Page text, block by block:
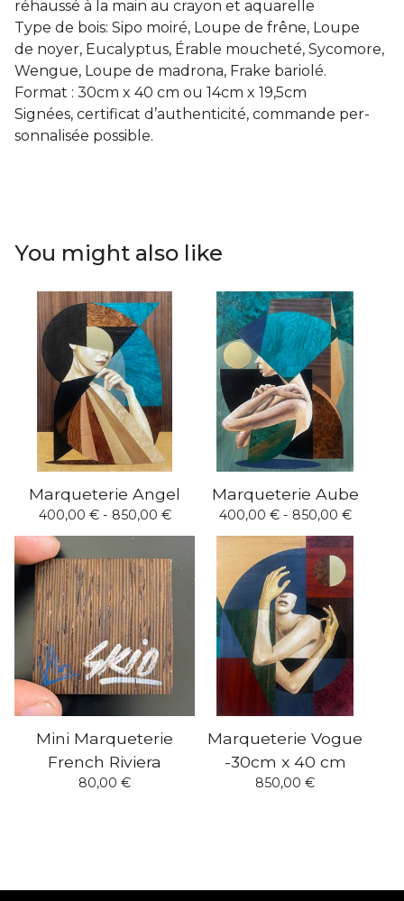
réhaussé à la main au crayon et aquarelle
Type de bois: Sipo moiré, Loupe de frêne, Loupe
de noyer, Eucalyptus, Érable moucheté, Sycomore,
Wengue, Loupe de madrona, Frake bariolé.
Format : 30cm x 40 cm ou 14cm x 19,5cm
Signées, certificat d’authenticité, commande per-
sonnalisée possible.
You might also like
Marqueterie Angel
400,00 €- 850,00 €
Marqueterie Aube
400,00 €- 850,00 €
Mini Marqueterie
French Riviera
80,00 €
Marqueterie Vogue
-30cm x 40 cm
850,00 €